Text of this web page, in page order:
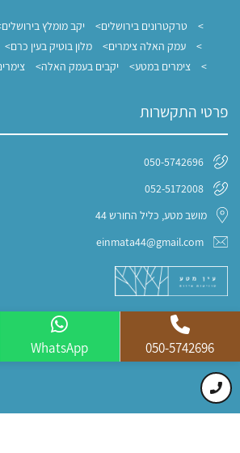
טרקטרונים בירושלים יקב מומלץ בירושלים
עמק האלה צימרים
מלון בוטיק בעין כרם
צימרים במטע
יקבים בעמק האלה
פרטי התקשרות
050-5742696
052-5172008
מושב מטע, כליל החורש 44
einmata44@gmail.com
050-5742696
WhatsApp